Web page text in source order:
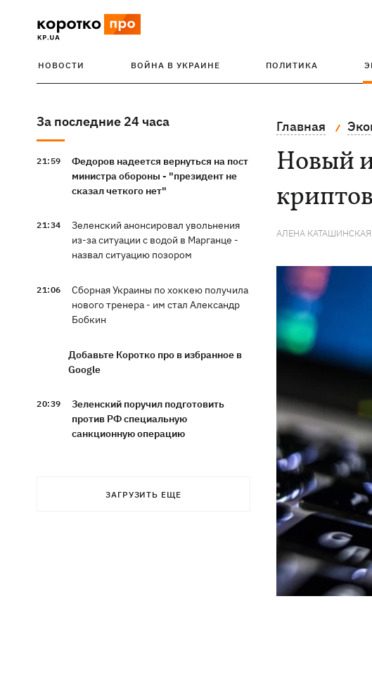
НОВОСТИ ВОЙНА В УКРАИНЕ ПОЛИТИКА
За последние 24 часа
21:59
Федоров надеется вернуться на пост
министра обороны - "президент не
сказал четкого нет"
21:34
Зеленский анонсировал увольнения
из-за ситуации с водой в Марганце -
назвал ситуацию позором
21:06
Сборная Украины по хоккею получила
нового тренера - им стал Александр
Бобкин
Добавьте Коротко про в избранное в
Google
20:39
Зеленский поручил подготовить
против РФ специальную
санкционную операцию
ЗАГРУЗИТЬ ЕЩЕ
Главная
Новый
АЛЕНА КАТАШИНСКАЯ